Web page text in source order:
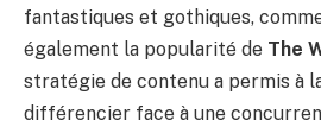
fantastiques et gothiques,
également la popularité de The
stratégie de contenu a permis à
différencier face à une